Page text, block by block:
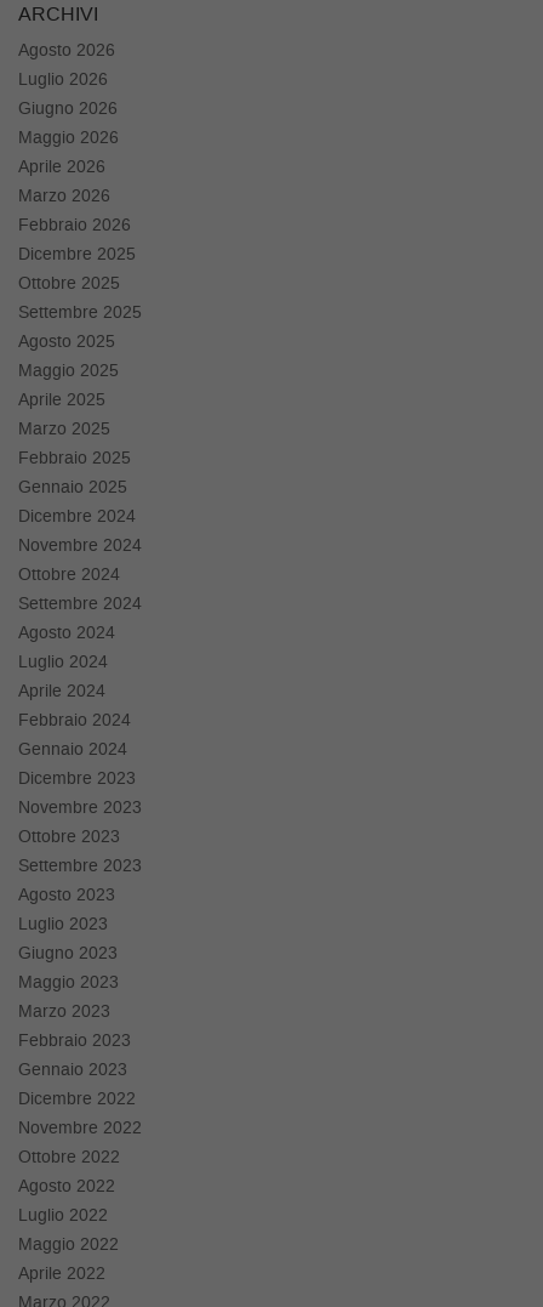
BLOG
ARCHIVI
Agosto 2026
Luglio 2026
Giugno 2026
Maggio 2026
Aprile 2026
Marzo 2026
Febbraio 2026
Dicembre 2025
Ottobre 2025
Settembre 2025
Agosto 2025
Maggio 2025
Aprile 2025
Marzo 2025
Febbraio 2025
Gennaio 2025
Dicembre 2024
Novembre 2024
Ottobre 2024
Settembre 2024
Agosto 2024
Luglio 2024
Aprile 2024
Febbraio 2024
Gennaio 2024
Dicembre 2023
Novembre 2023
Ottobre 2023
Settembre 2023
Agosto 2023
Luglio 2023
Giugno 2023
Maggio 2023
Marzo 2023
Febbraio 2023
Gennaio 2023
Dicembre 2022
Novembre 2022
Ottobre 2022
Agosto 2022
Luglio 2022
Maggio 2022
Aprile 2022
Per
ottenere
maggiori
informazioni
sull'utilità
e
sul
funzionamento
di
questi
strumenti
di
tracciamento
si
rimanda
alla
cookie
policy.
Puoi
rivedere
e
modificare
le
tue
scelte
in
qualsiasi
momento.
Cookie necessari
Cookie delle preferenze
Cookie per il miglioramento dell'esperienza utente
Cookie analitici
Cookie di marketing
la
cookie
policy